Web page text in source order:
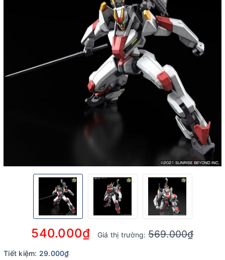
540.000₫ Giá thị trường:569.000₫
Tiết kiệm: 29.000₫